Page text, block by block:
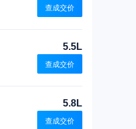
查成交价
5.5L
查成交价
5.8L
查成交价